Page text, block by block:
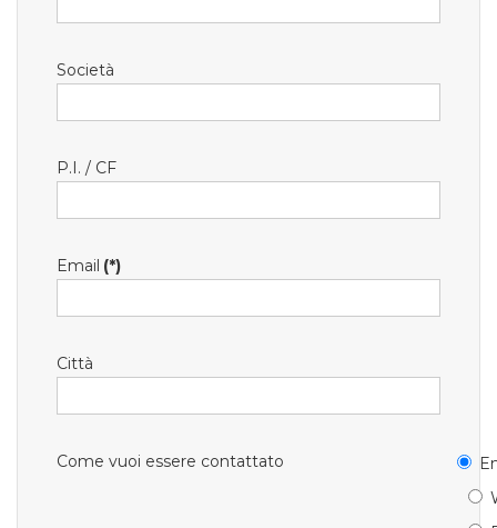
Società
P.I. / CF
Email (*)
Città
Come vuoi essere contattato